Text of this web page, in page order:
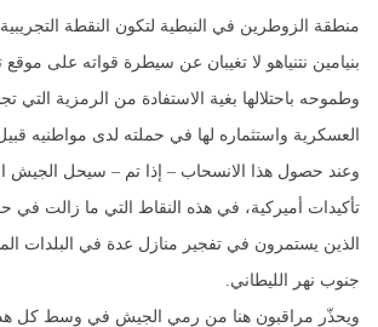
منطقة الزوطرين في النبطية لتكون النقطة
بنيامين نتنياهو لا تغيبان عن سيطرة قواته على موقع
وطموحه باحتلالها بغية الاستفادة من الرمزية التي
العسكرية واستثماره لها في حملته لدى مواطنيه
وعند حصول هذا الانسحاب – إذا تم – سيحل الجيش
تأكيدات أميركية، في هذه النقاط التي ما زالت في
الذين يستمرون في تفجير منازل عدة في البلدات
جنوب نهر الليطاني.
ويحذّر مراقبون هنا من رمي الجيش في وسط كل